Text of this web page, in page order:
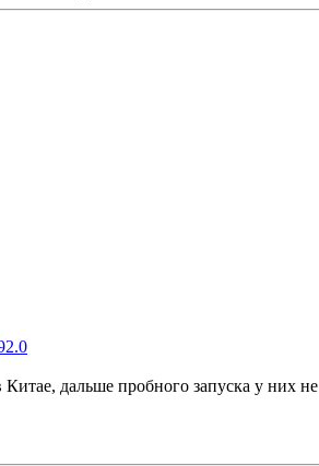
дальше пробного запуска у них